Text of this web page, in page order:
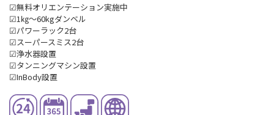
☑無料オリエンテーション実施中
☑1㎏～60kgダンベル
☑パワーラック2台
☑スーパースミス2台
☑浄水器設置
☑タンニングマシン設置
☑InBody設置